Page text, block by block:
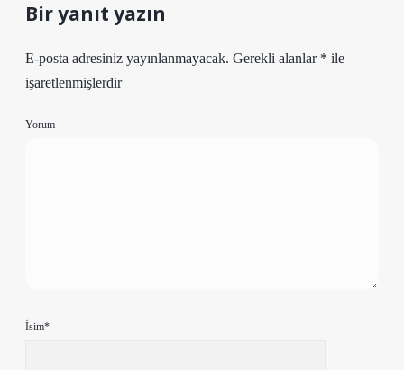
Bir yanıt yazın
E-posta adresiniz yayınlanmayacak. Gerekli alanlar * ile
işaretlenmişlerdir
Yorum
İsim*